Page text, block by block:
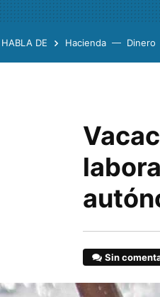
DE Hacienda Dinero
Sin